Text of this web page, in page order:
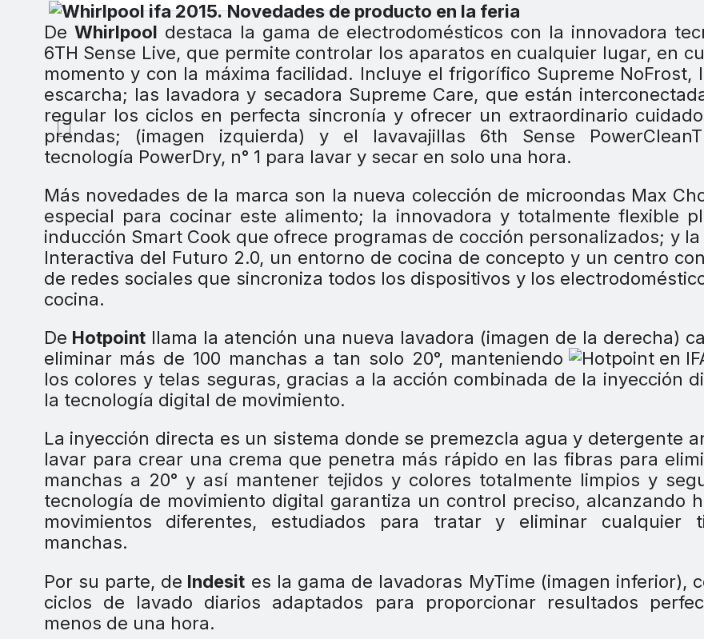
Novedades de producto en la feria
De Whirlpool destaca la gama de electrodomésticos con la innovadora
6TH Sense Live, que permite controlar los aparatos en cualquier lugar, en
momento y con la máxima facilidad. Incluye el frigorífico Supreme NoFrost,
escarcha; las lavadora y secadora Supreme Care, que están
regular los ciclos en perfecta sincronía y ofrecer un extraordinario
prendas; (imagen izquierda) y el lavavajillas 6th Sense
tecnología PowerDry, n° 1 para lavar y secar en solo una hora.
Más novedades de la marca son la nueva colección de microondas Max
especial para cocinar este alimento; la innovadora y totalmente flexible
inducción Smart Cook que ofrece programas de cocción personalizados; y la
Interactiva del Futuro 2.0, un entorno de cocina de concepto y un centro
de redes sociales que sincroniza todos los dispositivos y los
cocina.
De Hotpoint llama la atención una nueva lavadora (imagen de la derecha)
eliminar más de 100 manchas a tan solo 20°, manteniendo
los colores y telas seguras, gracias a la acción combinada de la inyección
la tecnología digital de movimiento.
La inyección directa es un sistema donde se premezcla agua y detergente
lavar para crear una crema que penetra más rápido en las fibras para
manchas a 20° y así mantener tejidos y colores totalmente limpios y
tecnología de movimiento digital garantiza un control preciso, alcanzando
movimientos diferentes, estudiados para tratar y eliminar cualquier
manchas.
Por su parte, de Indesit es la gama de lavadoras MyTime (imagen inferior),
ciclos de lavado diarios adaptados para proporcionar resultados
menos de una hora.